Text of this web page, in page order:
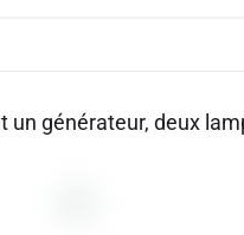
générateur, deux